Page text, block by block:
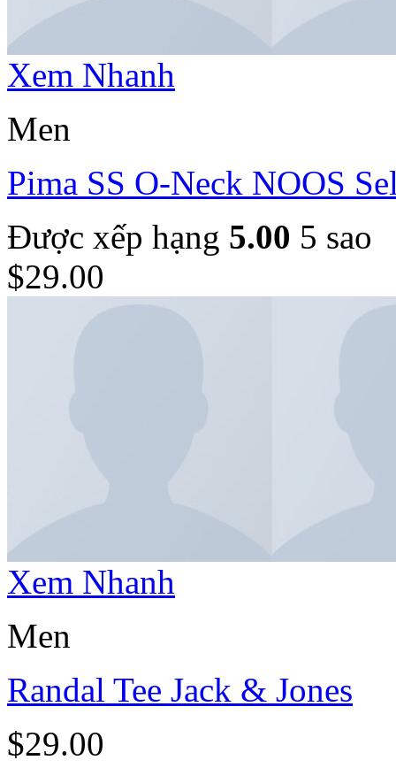
Xem Nhanh
Men
Pima SS O-Neck NOOS
Được xếp hạng 5.00 5 sao
$29.00
Xem Nhanh
Men
Randal Tee Jack & Jones
$29.00